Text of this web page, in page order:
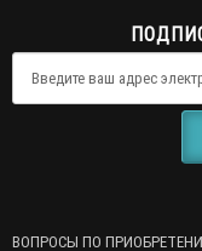
ВОПРОСЫ ПО